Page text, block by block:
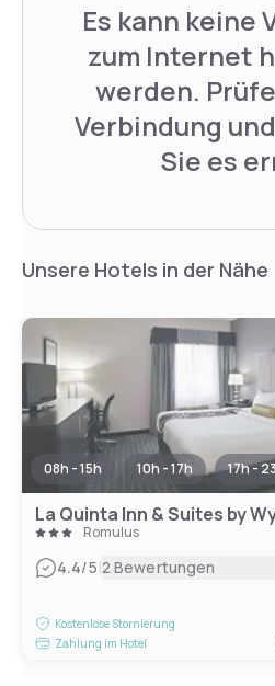
Es kann keine
zum Internet
werden.
Verbindung
Sie es
Unsere Hotels in der Nähe
08h - 15h 10h - 17h 17h -
Romulus
4.4/5|2 Bewertungen
Kostenlose Stornierung
Zahlung im Hotel